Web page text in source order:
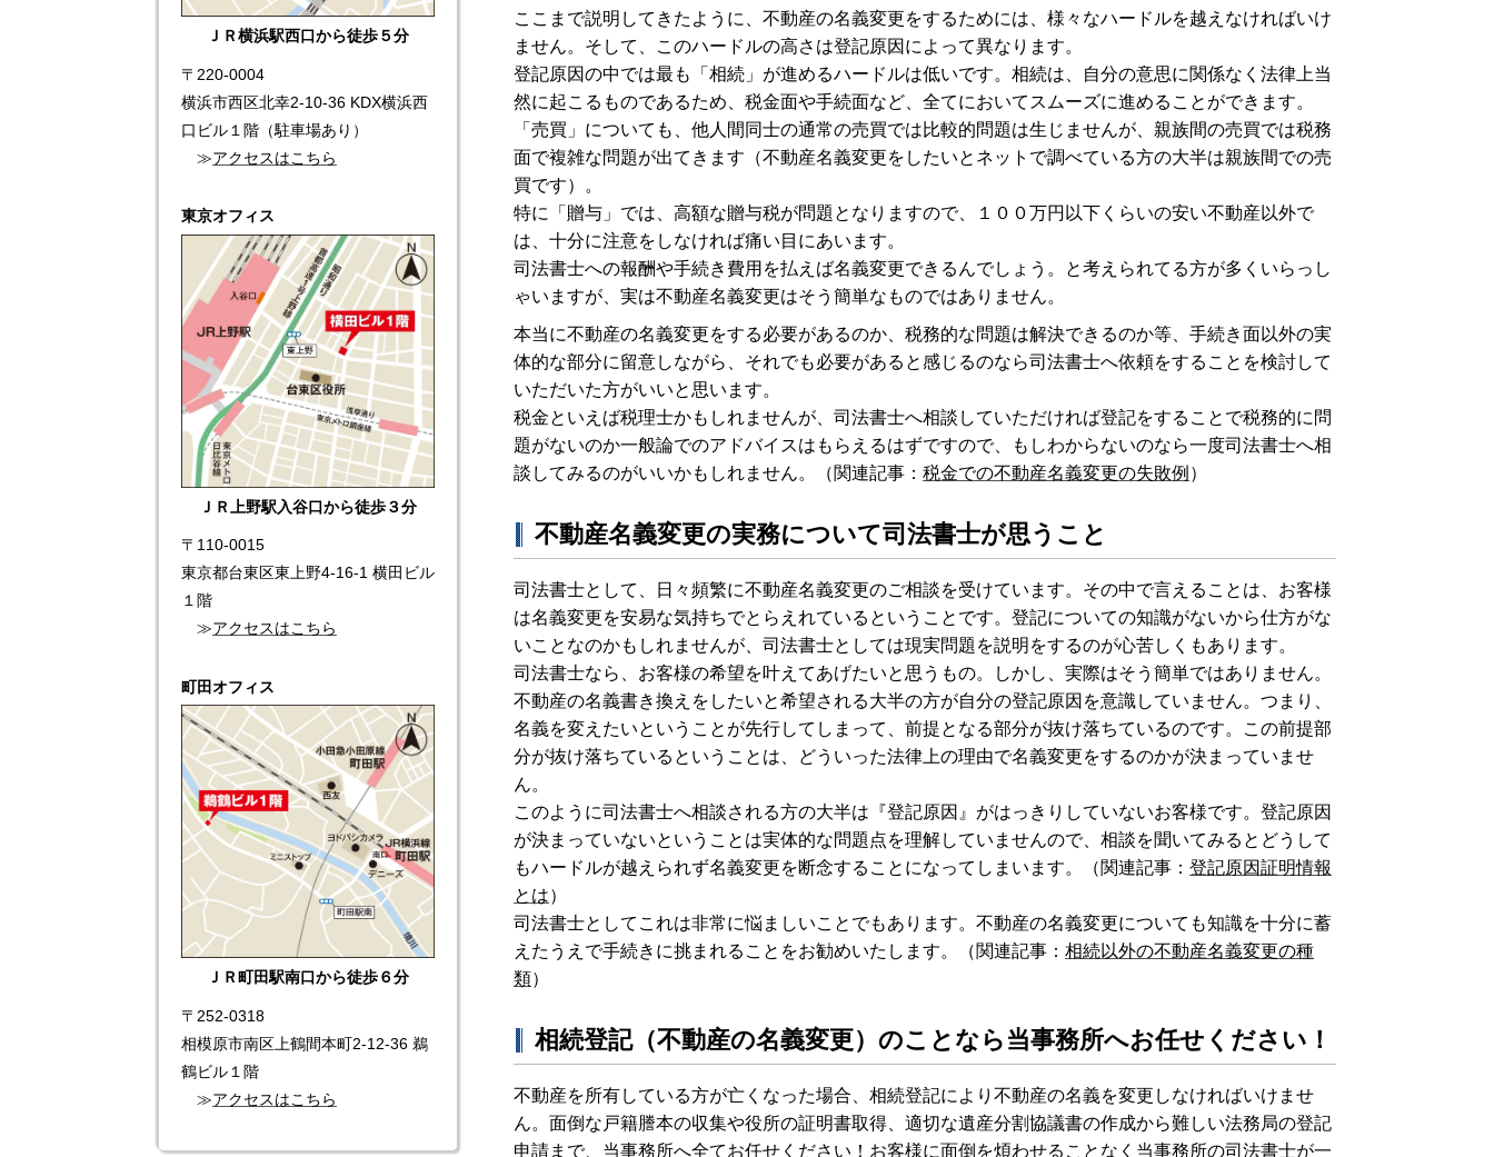
ここまで説明してきたように、不動産の名義変更をするためには、様々なハードルを越えなければいけ
ません。そして、このハードルの高さは登記原因によって異なります。
登記原因の中では最も「相続」が進めるハードルは低いです。相続は、自分の意思に関係なく法律上当
然に起こるものであるため、税金面や手続面など、全てにおいてスムーズに進めることができます。
「売買」についても、他人間同士の通常の売買では比較的問題は生じませんが、親族間の売買では税務
面で複雑な問題が出てきます（不動産名義変更をしたいとネットで調べている方の大半は親族間での売
買です）。
特に「贈与」では、高額な贈与税が問題となりますので、１００万円以下くらいの安い不動産以外で
は、十分に注意をしなければ痛い目にあいます。
司法書士への報酬や手続き費用を払えば名義変更できるんでしょう。と考えられてる方が多くいらっし
ゃいますが、実は不動産名義変更はそう簡単なものではありません。
本当に不動産の名義変更をする必要があるのか、税務的な問題は解決できるのか等、手続き面以外の実
体的な部分に留意しながら、それでも必要があると感じるのなら司法書士へ依頼をすることを検討して
いただいた方がいいと思います。
税金といえば税理士かもしれませんが、司法書士へ相談していただければ登記をすることで税務的に問
題がないのか一般論でのアドバイスはもらえるはずですので、もしわからないのなら一度司法書士へ相
談してみるのがいいかもしれません。
（関連記事： 税金での不動産名義変更の失敗例 ）
不動産名義変更の実務について司法書士が思うこと
司法書士として、日々頻繁に不動産名義変更のご相談を受けています。その中で言えることは、お客様
は名義変更を安易な気持ちでとらえれているということです。登記についての知識がないから仕方がな
いことなのかもしれませんが、司法書士としては現実問題を説明をするのが心苦しくもあります。
司法書士なら、お客様の希望を叶えてあげたいと思うもの。しかし、実際はそう簡単ではありません。
不動産の名義書き換えをしたいと希望される大半の方が自分の登記原因を意識していません。つまり、
名義を変えたいということが先行してしまって、前提となる部分が抜け落ちているのです。この前提部
分が抜け落ちているということは、どういった法律上の理由で名義変更をするのかが決まっていませ
ん。
このように司法書士へ相談される方の大半は『登記原因』がはっきりしていないお客様です。登記原因
が決まっていないということは実体的な問題点を理解していませんので、相談を聞いてみるとどうして
もハードルが越えられず名義変更を断念することになってしまいます。
（関連記事： 登記原因証明情報
とは）
司法書士としてこれは非常に悩ましいことでもあります。不動産の名義変更についても知識を十分に蓄
えたうえで手続きに挑まれることをお勧めいたします。
（関連記事： 相続以外の不動産名義変更の種
類）
相続登記（不動産の名義変更）のことなら当事務所へお任せください！
不動産を所有している方が亡くなった場合、相続登記により不動産の名義を変更しなければいけませ
ん。面倒な戸籍謄本の収集や役所の証明書取得、適切な遺産分割協議書の作成から難しい法務局の登記
申請まで、当事務所へ全てお任せください！お客様に面倒を煩わせることなく当事務所の司法書士が一
ＪＲ横浜駅西口から徒歩５分
〒220-0004
横浜市西区北幸2-10-36 KDX横浜西
口ビル１階（駐車場あり）
≫アクセスはこちら
東京オフィス
ＪＲ上野駅入谷口から徒歩３分
〒110-0015
東京都台東区東上野4-16-1 横田ビル
１階
≫アクセスはこちら
町田オフィス
ＪＲ町田駅南口から徒歩６分
〒252-0318
相模原市南区上鶴間本町2-12-36 鵜
鶴ビル１階
≫アクセスはこちら